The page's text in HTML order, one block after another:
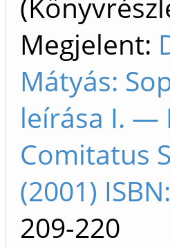
Megjelent:
Mátyás:
leírása I. —
Comitatus
(2001)
209-220